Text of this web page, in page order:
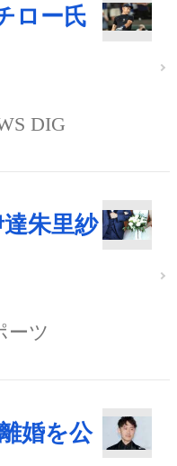
ロー氏
DIG
朱里紗
ーツ
婚を公